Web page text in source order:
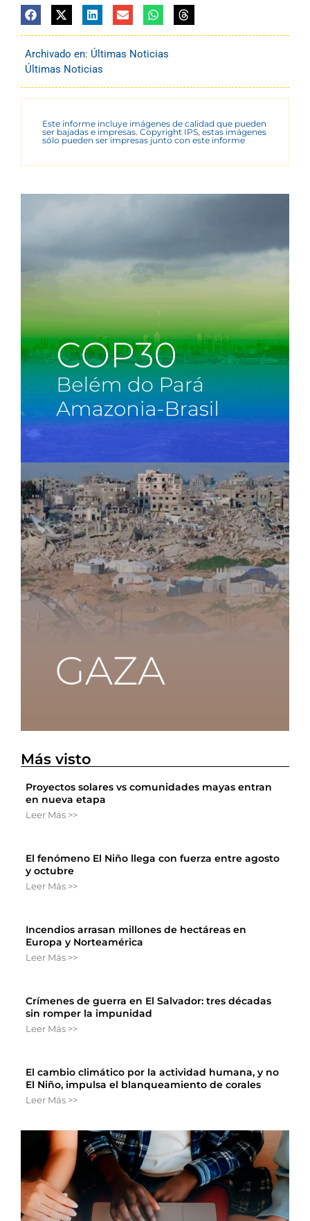
Archivado en: Últimas Noticias
Últimas Noticias
Este informe incluye imágenes de calidad que pueden
ser bajadas e impresas. Copyright IPS, estas imágenes
sólo pueden ser impresas junto con este informe
Más visto
Proyectos solares vs comunidades mayas entran
en nueva etapa
Leer Más >>
El fenómeno El Niño llega con fuerza entre agosto
y octubre
Leer Más >>
Incendios arrasan millones de hectáreas en
Europa y Norteamérica
Leer Más >>
Crímenes de guerra en El Salvador: tres décadas
sin romper la impunidad
Leer Más >>
El cambio climático por la actividad humana, y no
El Niño, impulsa el blanqueamiento de corales
Leer Más >>